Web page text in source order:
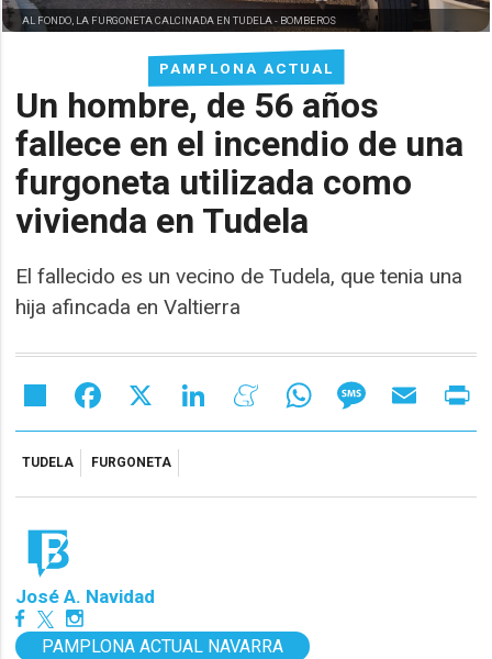
PAMPLONA ACTUAL
Un hombre, de 56 años
fallece en el incendio de una
furgoneta utilizada como
vivienda en Tudela
El fallecido es un vecino de Tudela, que tenia una
hija afincada en Valtierra
AL FONDO, LA FURGONETA CALCINADA EN TUDELA - BOMBEROS
Share Facebook LinkedIn MeneameWhatsAppMessageEmail
TUDELA FURGONETA
José A. Navidad
PAMPLONA ACTUAL NAVARRA